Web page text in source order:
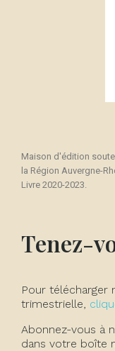
Maison d'édition
la Région Auvergne-
Livre 2020-2023.
Tenez-
Pour
trimestrielle,
Abonnez-vous à
dans votre boîte